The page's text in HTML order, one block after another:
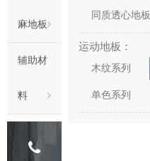
麻地板
辅助材
料
同质透心地板
运动地板：
木纹系列
单色系列